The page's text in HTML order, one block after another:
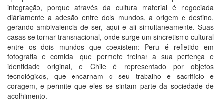
integração, porque através da cultura material é negociada
diáriamente a adesão entre dois mundos, a origem e destino,
gerando ambivalência de ser, aqui e ali simultaneamente. Suas
casas se tornar transnacional, onde surge um sincretismo cultural
entre os dois mundos que coexistem: Peru é refletido em
fotografia e comida, que permete treinar a sua pertença e
identidade original, e Chile é representado por objetos
tecnológicos, que encarnam o seu trabalho e sacrifício e
coragem, e permite que eles se sintam parte da sociedade de
acolhimento.